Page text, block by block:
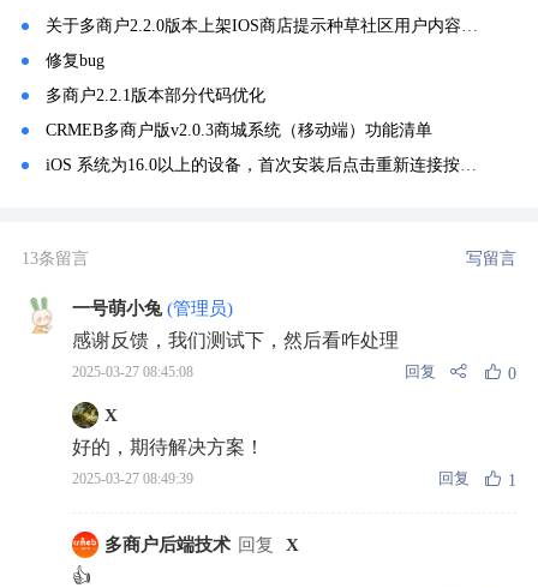
关于多商户2.2.0版本上架IOS商店提示种草社区用户内容问题的解决分享
修复bug
多商户2.2.1版本部分代码优化
CRMEB多商户版v2.0.3商城系统（移动端）功能清单
iOS 系统为16.0以上的设备，首次安装后点击重新连接按钮没反应，首页加载数据不成功
13条留言 写留言
一号萌小兔 (管理员)
感谢反馈，我们测试下，然后看咋处理
2025-03-27 08:45:08 回复 0
X
好的，期待解决方案！
2025-03-27 08:49:39 回复 1
多商户后端技术 回复 X
👍